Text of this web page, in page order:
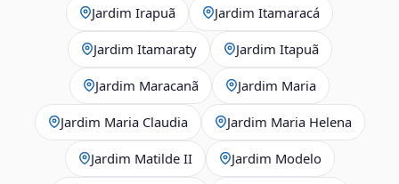
Jardim Irapuã Jardim Itamaracá
Jardim Itamaraty Jardim Itapuã
Jardim Maracanã Jardim Maria
Jardim Maria Claudia Jardim Maria Helena
Jardim Matilde II Jardim Modelo